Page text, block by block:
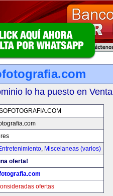
lo ha puesto en Venta
, Miscelaneas (varios)
oferta!
ofertas